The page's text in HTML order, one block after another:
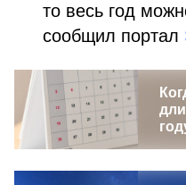
то весь год
сообщил портал